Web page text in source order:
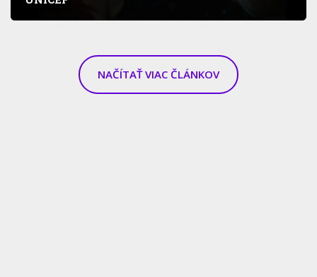
NAČÍTAŤ VIAC ČLÁNKOV